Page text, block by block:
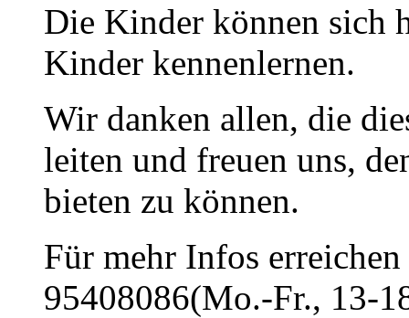
Die Kinder können sich
Kinder kennenlernen.
Wir danken allen, die
leiten und freuen uns,
bieten zu können.
Für mehr Infos
95408086(Mo.-Fr., 13-